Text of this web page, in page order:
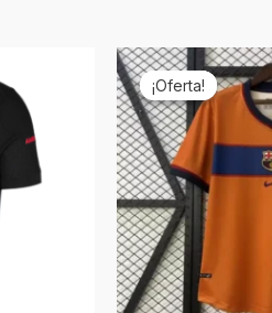
¡Oferta!
¡Oferta!
El
precio
original
era:
€69,90.
El
actual
es: